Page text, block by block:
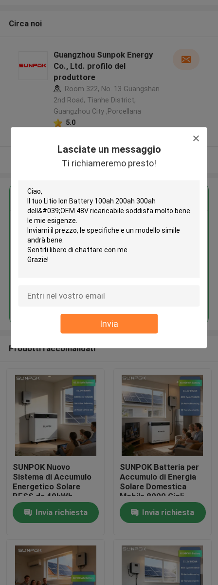
Lasciate un messaggio
Ti richiameremo presto!
Invia
Casa.
Prodotti
Video
Circa noi
Guangzhou Sunpok Energy
Co., Ltd. profilo del
produttore
Room 322, No. 13 Guangshan
2nd Road, Tianhe District,
Guangzhou City ,Porcellana
5.0
Osservi più
Ottieni il miglior prezzo per
Litio Ion Battery 100ah 200ah
300ah dell'OEM 48V ricaricabile
Continua
Prodotti raccomandati
SUNPOK Nuovo
Sistema di Accumulo
Energetico Solare
BESS da 40kWh
800Ah 51.2V ad Alta
Capacità LiFePO4
Batteria al Litio LFP
Invia richiesta
SUNPOK Batteria per
Accumulo di Energia
Solare Domestica
Mobile 8000 Cicli
40KWh Akku 48V LFP
51.2V 800Ah Batteria
al Litio Lifepo4
Invia richiesta